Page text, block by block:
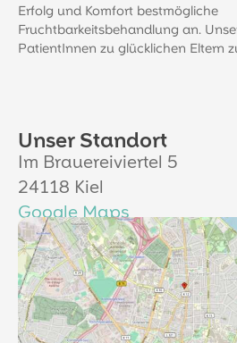
Erfolg und Komfort bestmögliche
Fruchtbarkeitsbehandlung an.
PatientInnen zu glücklichen Eltern
Unser Standort
Im Brauereiviertel 5
24118 Kiel
Google Maps